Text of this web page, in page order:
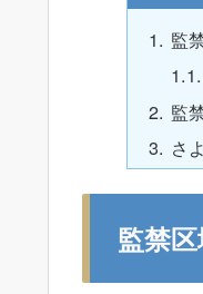
監
監
さ
監禁